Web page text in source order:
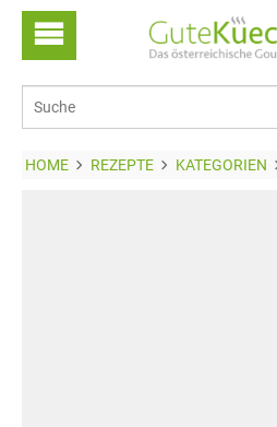
HOME REZEPTE KATEGORIEN